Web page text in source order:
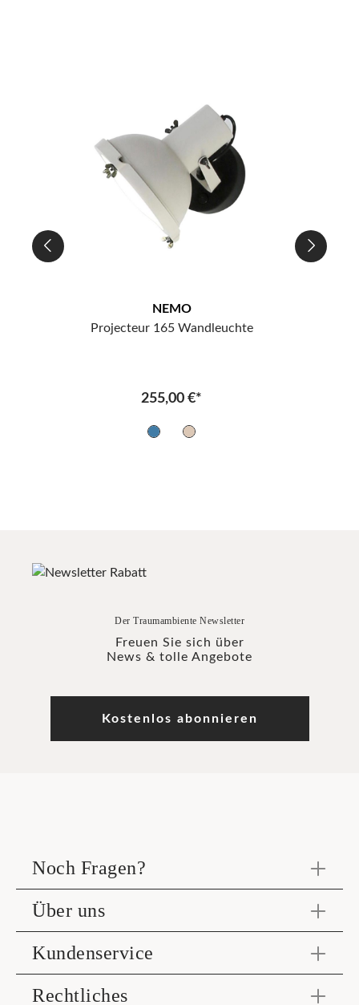
NEMO
Projecteur 165 Wandleuchte
255,00 €*
Der Traumambiente Newsletter
Freuen Sie sich über
News & tolle Angebote
Kostenlos abonnieren
Noch Fragen?
Über uns
Kundenservice
Rechtliches